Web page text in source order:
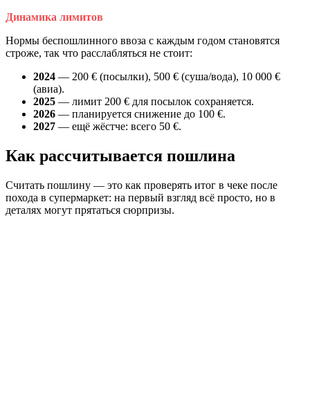
Динамика лимитов
Нормы беспошлинного ввоза с каждым годом становятся
строже, так что расслабляться не стоит:
2024 — 200 € (посылки), 500 € (суша/вода), 10 000 €
(авиа).
2025 — лимит 200 € для посылок сохраняется.
2026 — планируется снижение до 100 €.
2027 — ещё жёстче: всего 50 €.
Как рассчитывается пошлина
Считать пошлину — это как проверять итог в чеке после
похода в супермаркет: на первый взгляд всё просто, но в
деталях могут прятаться сюрпризы.